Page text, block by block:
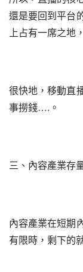
還是要回到平台
上占有一席之地
很快地，移動直
事撈錢….。
三、內容產業存
內容產業在短期
有限時，剩下的